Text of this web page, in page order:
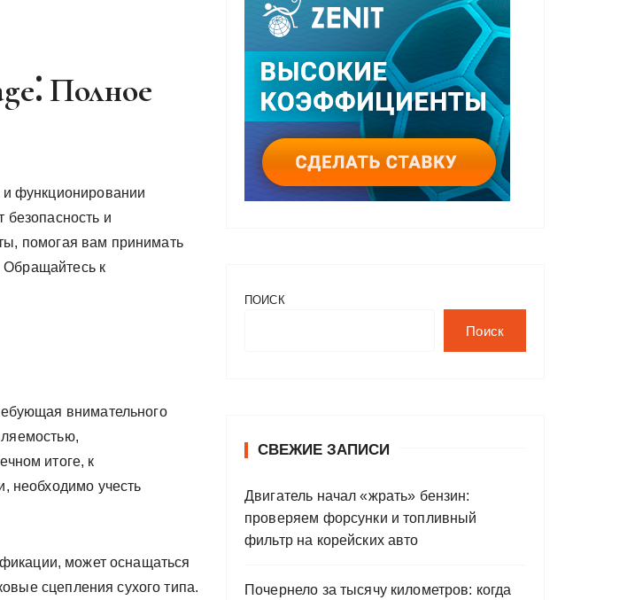
Полное
и функционировании
безопасность и
помогая вам принимать
к
внимательного
итоге, к
необходимо учесть
может оснащаться
сцепления сухого типа.
ПОИСК
Поиск
СВЕЖИЕ ЗАПИСИ
Двигатель начал «жрать» бензин:
проверяем форсунки и топливный
фильтр на корейских авто
Почернело за тысячу километров: когда